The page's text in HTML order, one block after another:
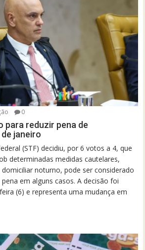
0
para reduzir pena de
janeiro
(STF) decidiu, por 6 votos a 4, que
determinadas medidas cautelares,
noturno, pode ser considerado
em alguns casos. A decisão foi
(6) e representa uma mudança em